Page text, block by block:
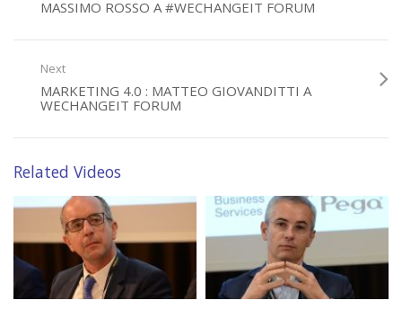
MASSIMO ROSSO A #WECHANGEIT FORUM
Next
MARKETING 4.0 : MATTEO GIOVANDITTI A
WECHANGEIT FORUM
Related Videos